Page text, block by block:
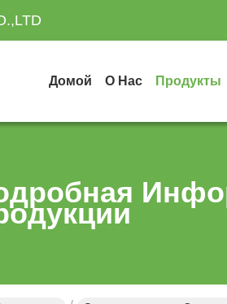
Домой О Нас Продукты